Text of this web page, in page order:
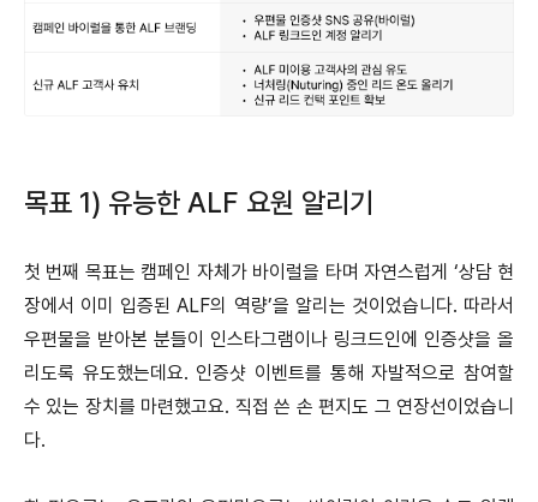
목표 1) 유능한 ALF 요원 알리기
첫 번째 목표는 캠페인 자체가 바이럴을 타며 자연스럽게 ‘상담 현
장에서 이미 입증된 ALF의 역량’을 알리는 것이었습니다. 따라서
우편물을 받아본 분들이 인스타그램이나 링크드인에 인증샷을 올
리도록 유도했는데요. 인증샷 이벤트를 통해 자발적으로 참여할
수 있는 장치를 마련했고요. 직접 쓴 손 편지도 그 연장선이었습니
다.